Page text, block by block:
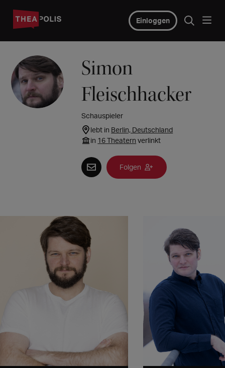
Einloggen
Simon
Fleischhacker
Schauspieler
lebt in Berlin, Deutschland
in 16 Theatern verlinkt
Folgen